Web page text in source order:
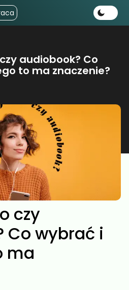
audiobook? Co
to ma znaczenie?
czy
Co wybrać i
ma